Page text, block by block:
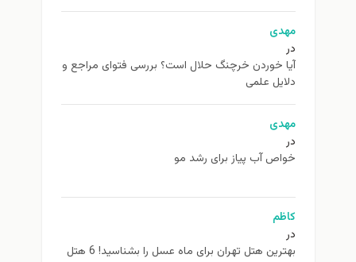
مهدی
در
آیا خوردن خرچنگ حلال است؟ بررسی فتوای مراجع و
دلایل علمی
مهدی
در
خواص آب پیاز برای رشد مو
کاظم
در
بهترین هتل تهران برای ماه عسل را بشناسید! 6 هتل